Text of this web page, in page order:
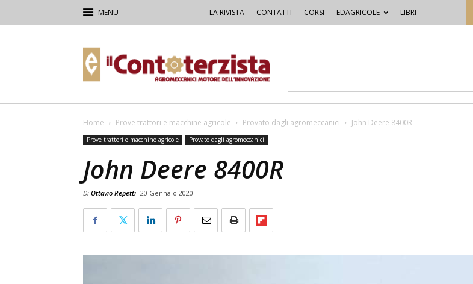
LA RIVISTA CONTATTI CORSI EDAGRICOLE LIBRI
Contoterzista
Home Prove trattori e macchine agricole Provato dagli agromeccanici John Deere 8400R
Prove trattori e macchine agricole Provato dagli agromeccanici
John Deere 8400R
Di Ottavio Repetti 20 Gennaio 2020